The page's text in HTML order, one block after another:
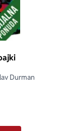
Durman